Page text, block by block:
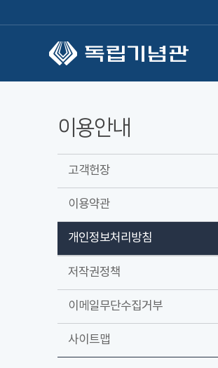
이용안내
고객헌장
이용약관
개인정보처리방침
저작권정책
이메일무단수집거부
사이트맵